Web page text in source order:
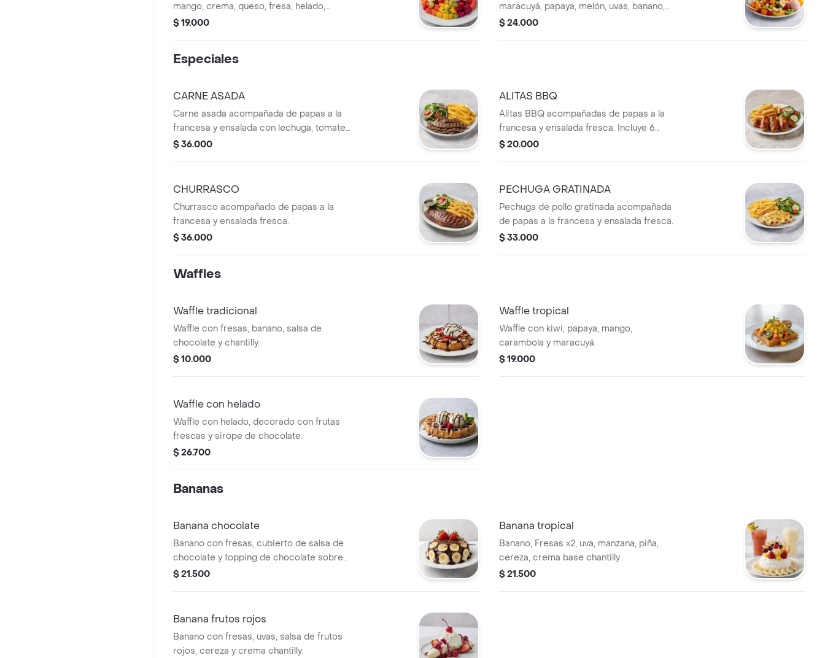
mango, crema, queso, fresa, helado,
galleta, pitaya, kiwi, miel, durazno,
$ 19.000
maracuyá, papaya, melón, uvas, banano,
mango, crema, queso, fresa, helado,
$ 24.000
Especiales
CARNE ASADA
Carne asada acompañada de papas a la
francesa y ensalada con lechuga, tomate
y cebolla.
$ 36.000
ALITAS BBQ
Alitas BBQ acompañadas de papas a la
francesa y ensalada fresca. Incluye 6
piezas de alitas.
$ 20.000
CHURRASCO
Churrasco acompañado de papas a la
francesa y ensalada fresca.
$ 36.000
PECHUGA GRATINADA
Pechuga de pollo gratinada acompañada
de papas a la francesa y ensalada fresca.
$ 33.000
Waffles
Waffle tradicional
Waffle con fresas, banano, salsa de
chocolate y chantilly.
$ 10.000
Waffle tropical
Waffle con kiwi, papaya, mango,
carambola y maracuyá.
$ 19.000
Waffle con helado
Waffle con helado, decorado con frutas
frescas y sirope de chocolate.
$ 26.700
Bananas
Banana chocolate
Banano con fresas, cubierto de salsa de
chocolate y topping de chocolate sobre
crema base.
$ 21.500
Banana tropical
Banano, Fresas x2, uva, manzana, piña,
cereza, crema base chantilly
$ 21.500
Banana frutos rojos
Banano con fresas, uvas, salsa de frutos
rojos, cereza y crema chantilly.